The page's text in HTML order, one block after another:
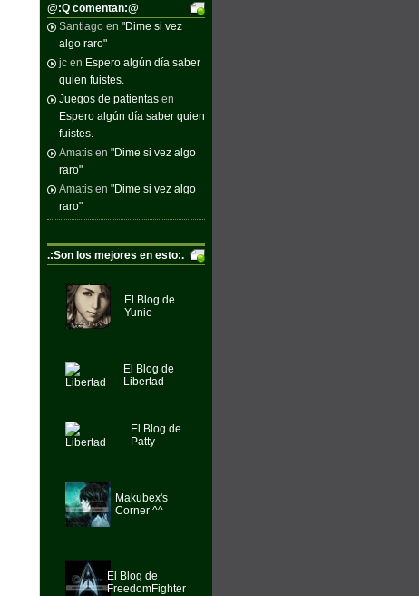
@:Q comentan:@
Santiago en "Dime si vez
algo raro"
jc en Espero algún día saber
quien fuistes.
Juegos de patientas en
Espero algún día saber quien
fuistes.
Amatis en "Dime si vez algo
raro"
Amatis en "Dime si vez algo
raro"
.:Son los mejores en esto:.
El Blog de
Yunie
El Blog de
Libertad
El Blog de
Patty
Makubex's
Corner ^^
El Blog de
FreedomFighter